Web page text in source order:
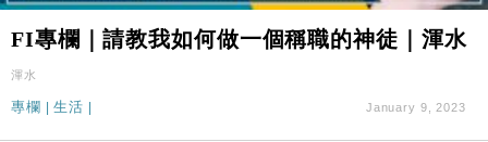
FI專欄｜請教我如何做一個稱職的神徒｜渾水
渾水
專欄 |生活 January 9, 2023